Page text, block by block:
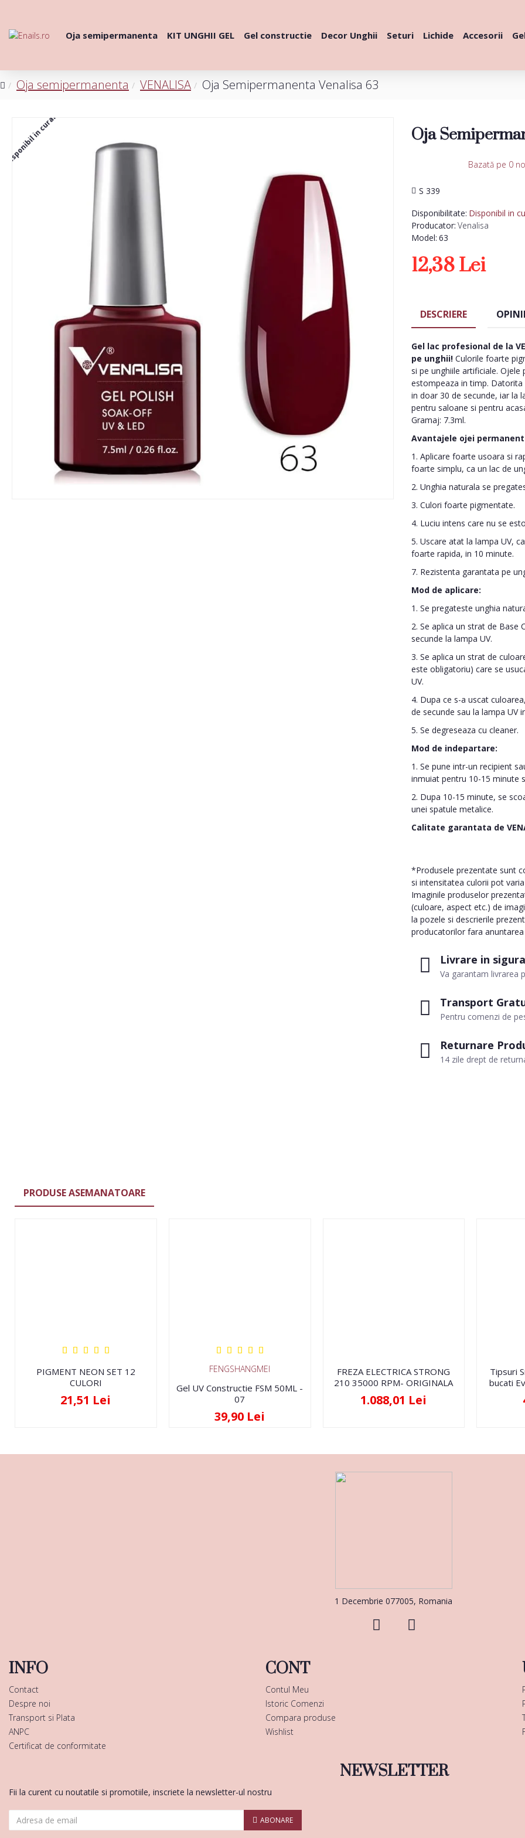
Oja semipermanenta KIT UNGHII GEL Gel constructie Decor Unghii Seturi Lichide Accesorii
Oja semipermanenta VENALISA Oja Semipermanenta Venalisa 63
Disponibil in curand Oja
Disponibilitate: Disponibil in
Producator: Venalisa
Model: 63
S 339
Bazată pe 0
12,38 Lei
Livrare in
Va garantam livrarea
Transport
Pentru comenzi de
Returnare
14 zile drept de
DESCRIERE
Gel lac profesional de la
pe unghii! Culorile foarte
si pe unghiile artificiale. Ojele
estompeaza in timp. Datorita
in doar 30 de secunde, iar la
pentru saloane si pentru
Gramaj: 7.3ml.
Avantajele ojei
1. Aplicare foarte usoara si
foarte simplu, ca un lac de
2. Unghia naturala se
3. Culori foarte pigmentate.
4. Luciu intens care nu se
5. Uscare atat la lampa UV,
foarte rapida, in 10 minute.
7. Rezistenta garantata pe
Mod de aplicare:
1. Se pregateste unghia
2. Se aplica un strat de Base
secunde la lampa UV.
3. Se aplica un strat de
este obligatoriu) care se
UV.
4. Dupa ce s-a uscat
de secunde sau la lampa UV
5. Se degreseaza cu cleaner.
Mod de indepartare:
1. Se pune intr-un recipient
inmuiat pentru 10-15 minute
2. Dupa 10-15 minute, se
unei spatule metalice.
Calitate garantata de
*Produsele prezentate sunt
si intensitatea culorii pot
Imaginile produselor
(culoare, aspect etc.) de
la pozele si descrierile
producatorilor fara
PRODUSE ASEMANATOARE
PIGMENT NEON SET 12
CULORI
21,51 Lei
FENGSHANGMEI
Gel UV Constructie FSM 50ML -
07
39,90 Lei
FREZA ELECTRICA STRONG
210 35000 RPM- ORIGINALA
1.088,01 Lei
Tipsuri
bucati
1 Decembrie 077005, Romania
INFO
Contact
Despre noi
Transport si Plata
ANPC
Certificat de conformitate
CONT
Contul Meu
Istoric Comenzi
Compara produse
Wishlist
NEWSLETTER
Fii la curent cu noutatile si promotiile, inscriete la newsletter-ul nostru
ABONARE